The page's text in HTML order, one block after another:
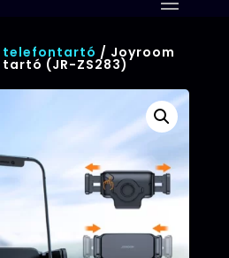
telefontartó / Joyroom
(JR-ZS283)